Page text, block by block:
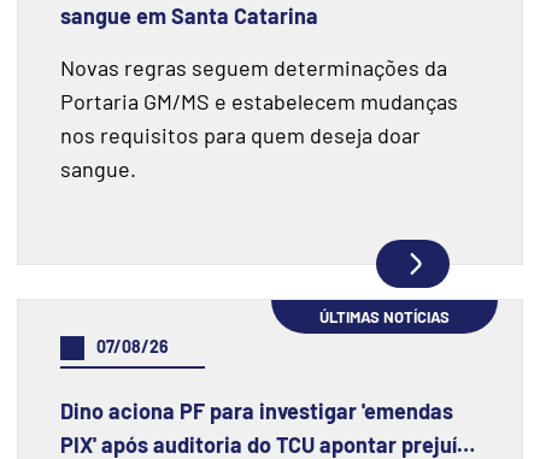
sangue em Santa Catarina
Novas regras seguem determinações da
Portaria GM/MS e estabelecem mudanças
nos requisitos para quem deseja doar
sangue.
ÚLTIMAS NOTÍCIAS
07/08/26
Dino aciona PF para investigar 'emendas
PIX' após auditoria do TCU apontar prejuízo